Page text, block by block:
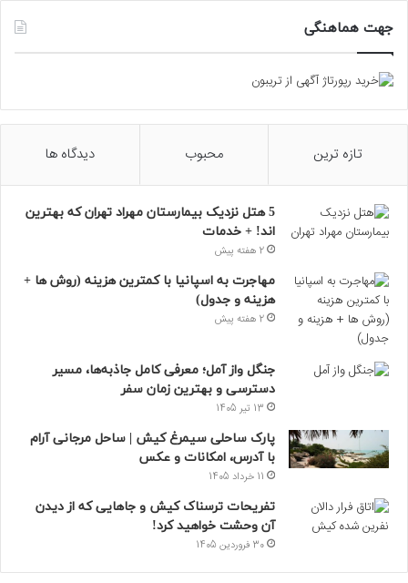
جهت هماهنگی
تازه ترین محبوب دیدگاه ها
5 هتل نزدیک بیمارستان مهراد تهران که بهترین‌
اند! + خدمات
2 هفته پیش
مهاجرت به اسپانیا با کمترین هزینه (روش ها +
هزینه و جدول)
2 هفته پیش
جنگل واز آمل؛ معرفی کامل جاذبه‌ها، مسیر
دسترسی و بهترین زمان سفر
13 تیر 1405
پارک ساحلی سیمرغ کیش | ساحل مرجانی آرام
با آدرس، امکانات و عکس
11 خرداد 1405
تفریحات ترسناک کیش و جاهایی که از دیدن
آن وحشت خواهید کرد!
30 فروردین 1405